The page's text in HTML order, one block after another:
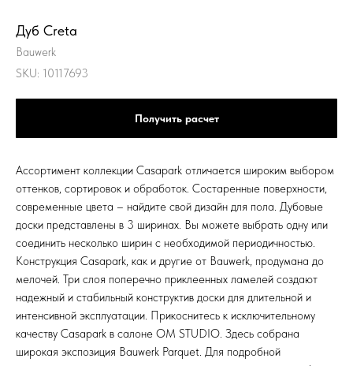
Дуб Creta
Bauwerk
SKU: 10117693
Получить расчет
Ассортимент коллекции Casapark отличается широким выбором
оттенков, сортировок и обработок. Состаренные поверхности,
современные цвета – найдите свой дизайн для пола. Дубовые
доски представлены в 3 ширинах. Вы можете выбрать одну или
соединить несколько ширин с необходимой периодичностью.
Конструкция Casapark, как и другие от Bauwerk, продумана до
мелочей. Три слоя поперечно приклеенных ламелей создают
надежный и стабильный конструктив доски для длительной и
интенсивной эксплуатации. Прикоснитесь к исключительному
качеству Casapark в салоне OM STUDIO. Здесь собрана
широкая экспозиция Bauwerk Parquet. Для подробной